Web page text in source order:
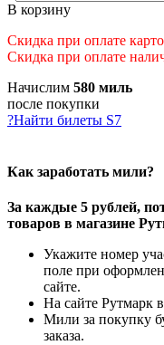
В корзину
Скидка при оплате
Скидка при оплате
Начислим 580 миль
после покупки
?Найти билеты S7
Как заработать мили?
За каждые 5 рублей,
товаров в магазине
Укажите номер
поле при
сайте.
На сайте Рутмарк
Мили за покупку
заказа.